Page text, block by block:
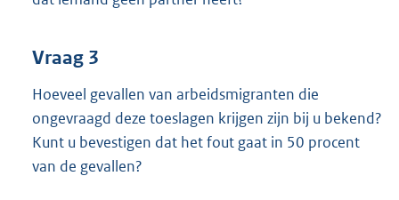
Vraag 3
Hoeveel gevallen van arbeidsmigranten die
ongevraagd deze toeslagen krijgen zijn bij u bekend?
Kunt u bevestigen dat het fout gaat in 50 procent
van de gevallen?